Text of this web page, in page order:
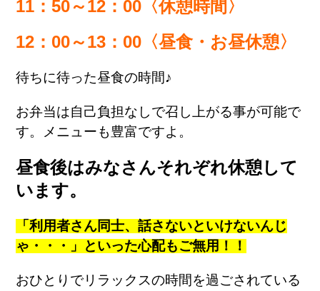
11：50～12：00〈休憩時間〉
12：00～13：00〈昼食・お昼休憩〉
待ちに待った昼食の時間♪
お弁当は自己負担なしで召し上がる事が可能で
す。メニューも豊富ですよ。
昼食後はみなさんそれぞれ休憩して
います。
「利用者さん同士、話さないといけないんじ
ゃ・・・」といった心配もご無用！！
おひとりでリラックスの時間を過ごされている